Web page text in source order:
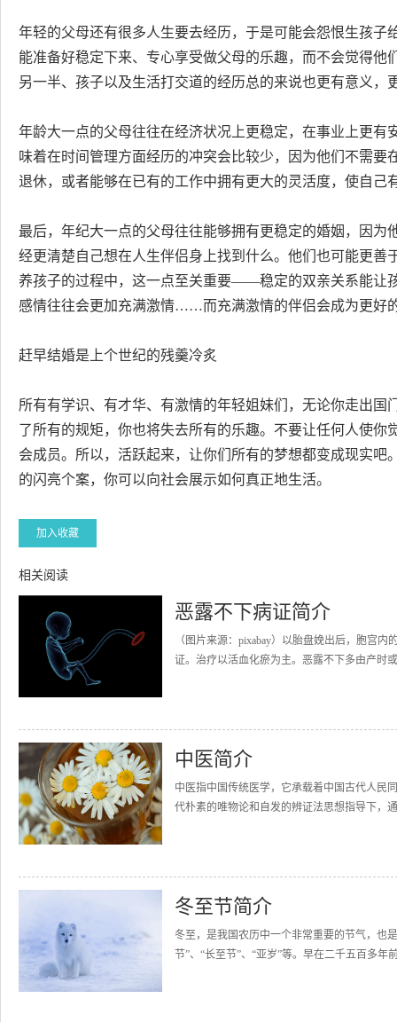
年轻的父母还有很多人生要去经历，于是可能会怨恨生孩
能准备好稳定下来、专心享受做父母的乐趣，而不会觉得他
另一半、孩子以及生活打交道的经历总的来说也更有意义，
年龄大一点的父母往往在经济状况上更稳定，在事业上更
味着在时间管理方面经历的冲突会比较少，因为他们不需
退休，或者能够在已有的工作中拥有更大的灵活度，使自己
最后，年纪大一点的父母往往能够拥有更稳定的婚姻，因
经更清楚自己想在人生伴侣身上找到什么。他们也可能更
养孩子的过程中，这一点至关重要——稳定的双亲关系能让
感情往往会更加充满激情……而充满激情的伴侣会成为更好
赶早结婚是上个世纪的残羹冷炙
所有有学识、有才华、有激情的年轻姐妹们，无论你走出
了所有的规矩，你也将失去所有的乐趣。不要让任何人使
会成员。所以，活跃起来，让你们所有的梦想都变成现实
的闪亮个案，你可以向社会展示如何真正地生活。
加入收藏
相关阅读
恶露不下病证简介
（图片来源：pixabay）以胎盘娩出后，胞宫
证。治疗以活血化瘀为主。恶露不下多由产时
中医简介
中医指中国传统医学，它承载着中国古代人民
代朴素的唯物论和自发的辨证法思想指导下，
冬至节简介
冬至，是我国农历中一个非常重要的节气，也
节”、“长至节”、“亚岁”等。早在二千五百多